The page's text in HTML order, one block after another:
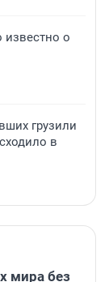
о
грузили
в
мира без